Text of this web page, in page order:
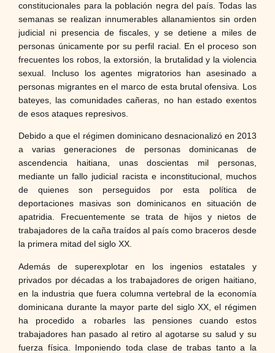
constitucionales para la población negra del país. Todas las
semanas se realizan innumerables allanamientos sin orden
judicial ni presencia de fiscales, y se detiene a miles de
personas únicamente por su perfil racial. En el proceso son
frecuentes los robos, la extorsión, la brutalidad y la violencia
sexual. Incluso los agentes migratorios han asesinado a
personas migrantes en el marco de esta brutal ofensiva. Los
bateyes, las comunidades cañeras, no han estado exentos
de esos ataques represivos.
Debido a que el régimen dominicano desnacionalizó en 2013
a varias generaciones de personas dominicanas de
ascendencia haitiana, unas doscientas mil personas,
mediante un fallo judicial racista e inconstitucional, muchos
de quienes son perseguidos por esta política de
deportaciones masivas son dominicanos en situación de
apatridia. Frecuentemente se trata de hijos y nietos de
trabajadores de la caña traídos al país como braceros desde
la primera mitad del siglo XX.
Además de superexplotar en los ingenios estatales y
privados por décadas a los trabajadores de origen haitiano,
en la industria que fuera columna vertebral de la economía
dominicana durante la mayor parte del siglo XX, el régimen
ha procedido a robarles las pensiones cuando estos
trabajadores han pasado al retiro al agotarse su salud y su
fuerza física. Imponiendo toda clase de trabas tanto a la